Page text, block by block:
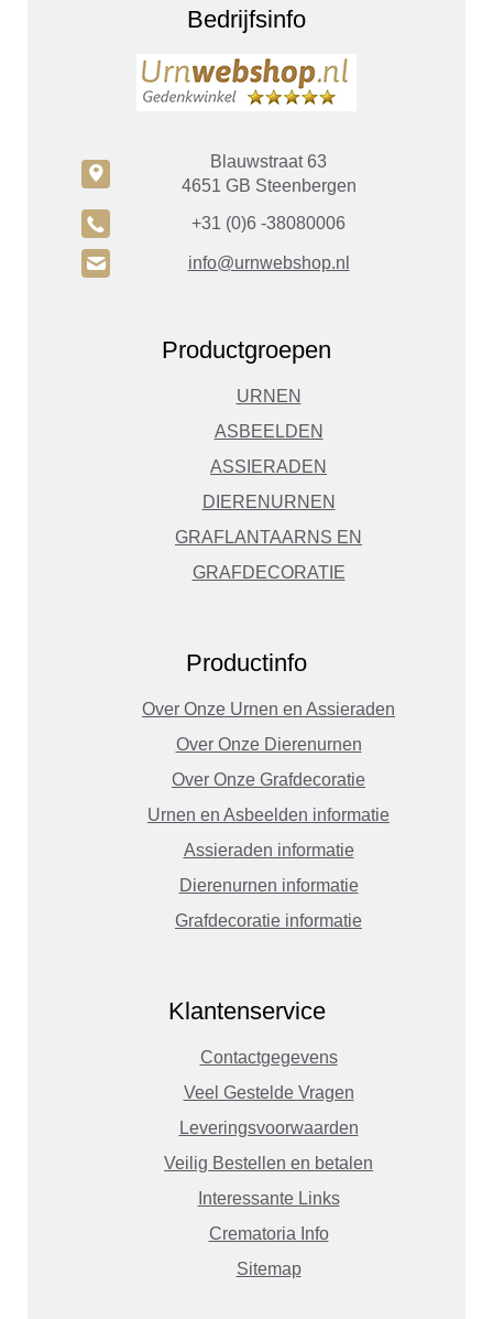
Bedrijfsinfo
c
Blauwstraat 63
4651 GB Steenbergen
A +31 (0)6 -38080006
H info@urnwebshop.nl
Productgroepen
URNEN
ASBEELDEN
ASSIERADEN
DIERENURNEN
GRAFLANTAARNS EN
GRAFDECORATIE
Productinfo
Over Onze Urnen en Assieraden
Over Onze Dierenurnen
Over Onze Grafdecoratie
Urnen en Asbeelden informatie
Assieraden informatie
Dierenurnen informatie
Grafdecoratie informatie
Klantenservice
Contactgegevens
Veel Gestelde Vragen
Leveringsvoorwaarden
Veilig Bestellen en betalen
Interessante Links
Crematoria Info
Sitemap